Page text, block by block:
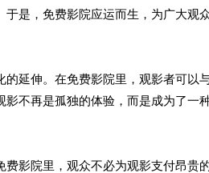
是，免费影院应运而生，为广大观
延伸。在免费影院里，观影者可以
不再是孤独的体验，而是成为了一
影院里，观众不必为观影支付昂贵